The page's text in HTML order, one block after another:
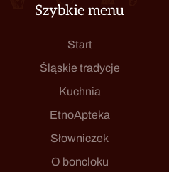
Szybkie menu
Start
Śląskie tradycje
Kuchnia
EtnoApteka
Słowniczek
O boncloku